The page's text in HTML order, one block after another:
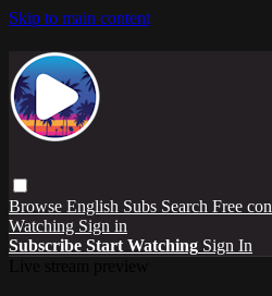
Skip to main content
Browse English Subs Search Free
Watching Sign in
Subscribe Start Watching Sign In